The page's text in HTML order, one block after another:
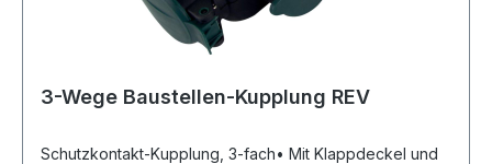
3-Wege Baustellen-Kupplung REV
Schutzkontakt-Kupplung, 3-fach• Mit Klappdeckel und